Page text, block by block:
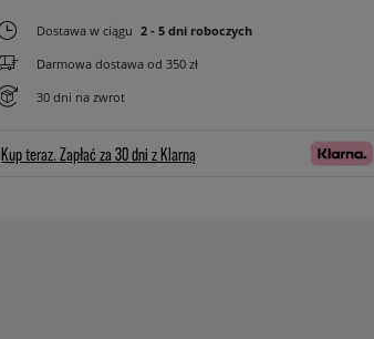
Dostawa w ciągu 2 - 5 dni roboczych
Darmowa dostawa od 350 zł
30 dni na zwrot
Kup teraz. Zapłać za 30 dni z Klarną